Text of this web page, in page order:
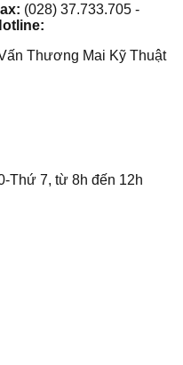
(028) 37.733.705 -
Thương Mai Kỹ Thuật
Thứ 7, từ 8h đến 12h